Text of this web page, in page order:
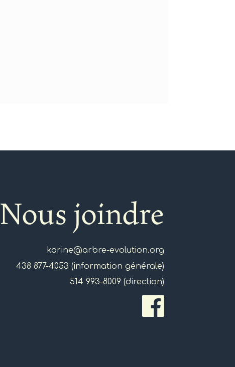
Nous joindre
karine@arbre-evolution.org
438 877-4053 (information générale)
514 993-8009 (direction)